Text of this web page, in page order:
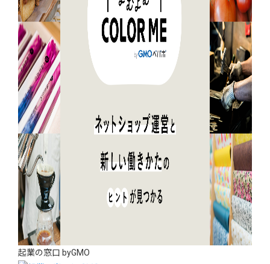
起業の窓口 byGMO